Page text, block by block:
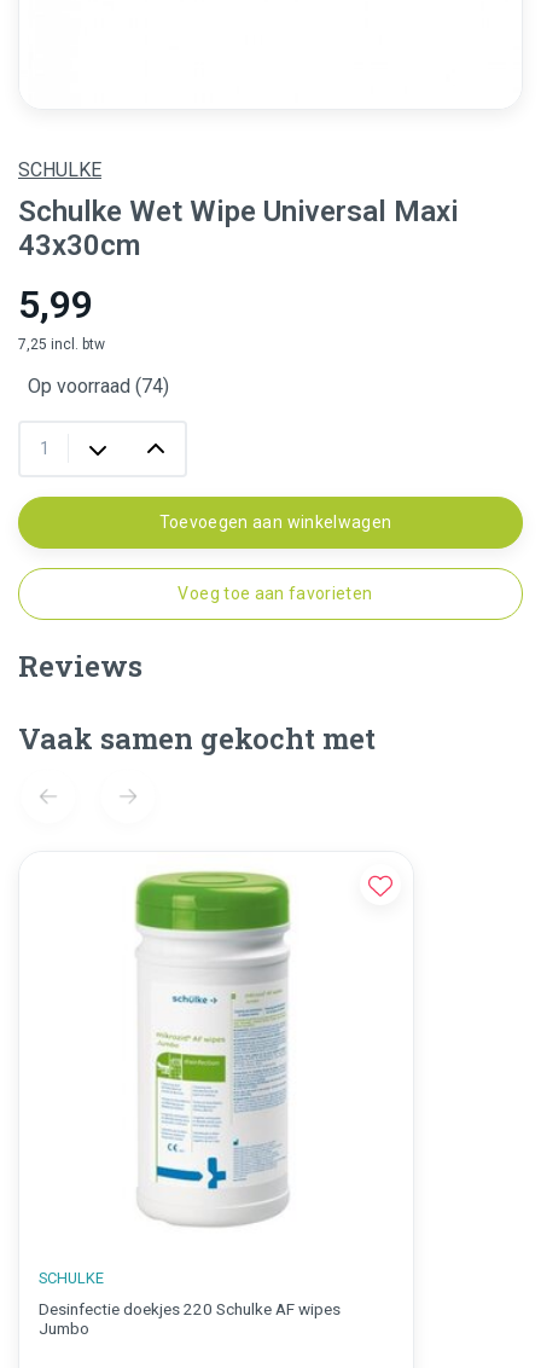
SCHULKE
Schulke Wet Wipe Universal Maxi
43x30cm
5,99
7,25 incl. btw
Op voorraad (74)
Toevoegen aan winkelwagen
Voeg toe aan favorieten
Reviews
Vaak samen gekocht met
SCHULKE
Desinfectie doekjes 220 Schulke AF wipes
Jumbo